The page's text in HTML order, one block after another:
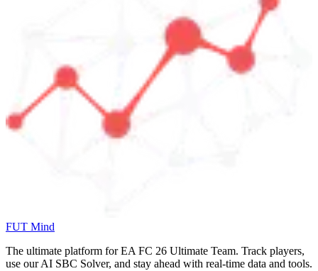
FUT Mind
The ultimate platform for EA FC 26 Ultimate Team. Track players,
use our AI SBC Solver, and stay ahead with real-time data and tools.